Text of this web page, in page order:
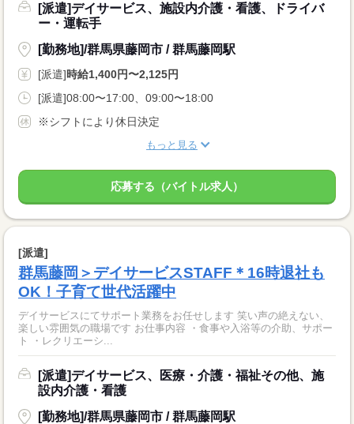
[派遣]デイサービス、施設内介護・看護、ドライバ
ー・運転手
[勤務地]/群馬県藤岡市 / 群馬藤岡駅
[派遣]時給1,400円〜2,125円
[派遣]08:00〜17:00、09:00〜18:00
※シフトにより休日決定
もっと見る
応募する（バイトル求人）
[派遣]
群馬藤岡＞デイサービスSTAFF＊16時退社も
OK！子育て世代活躍中
デイサービスにてサポート業務をお任せします 笑い声の絶えない、
楽しい雰囲気の職場です お仕事内容 ・食事や入浴等の介助、サポー
ト ・レクリエーシ...
[派遣]デイサービス、医療・介護・福祉その他、施
設内介護・看護
[勤務地]/群馬県藤岡市 / 群馬藤岡駅